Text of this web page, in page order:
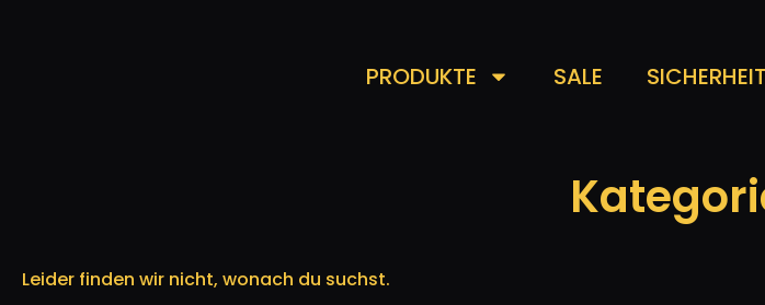
PRODUKTE SALE
Leider finden wir nicht, wonach du suchst.